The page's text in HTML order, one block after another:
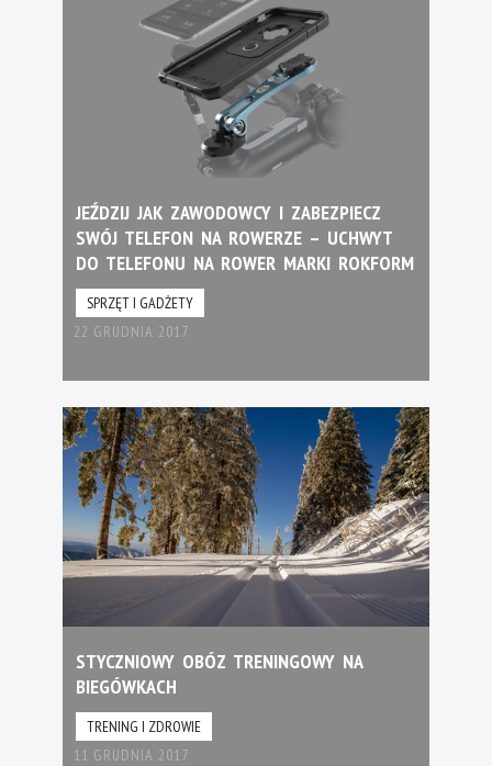
JEŹDZIJ JAK ZAWODOWCY I ZABEZPIECZ
SWÓJ TELEFON NA ROWERZE – UCHWYT
DO TELEFONU NA ROWER MARKI ROKFORM
SPRZĘT I GADŻETY
22 GRUDNIA 2017
STYCZNIOWY OBÓZ TRENINGOWY NA
BIEGÓWKACH
TRENING I ZDROWIE
11 GRUDNIA 2017